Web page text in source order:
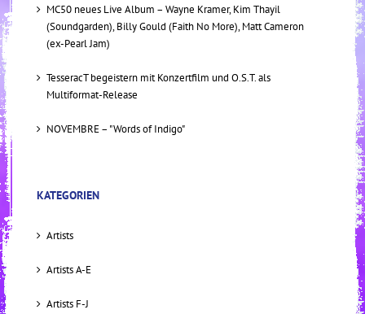
MC50 neues Live Album – Wayne Kramer, Kim Thayil
(Soundgarden), Billy Gould (Faith No More), Matt Cameron
(ex-Pearl Jam)
TesseracT begeistern mit Konzertfilm und O.S.T. als
Multiformat-Release
NOVEMBRE – "Words of Indigo"
KATEGORIEN
Artists
Artists A-E
Artists F-J